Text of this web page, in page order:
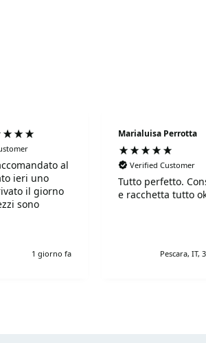
al
ieri uno
il giorno
Grazie
1 giorno fa
Marialuisa Perrotta
Verified Customer
Tutto perfetto.
e racchetta tutto
Pescara, IT,